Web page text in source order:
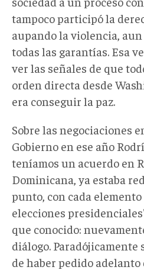
tampoco participó la
aupando la violencia,
todas las garantías. Esa
ver las señales de que
orden directa desde
era conseguir la paz.
Sobre las negociaciones
Gobierno en ese año
teníamos un acuerdo en
Dominicana, ya estaba
punto, con cada
elecciones
que conocido:
diálogo.
de haber pedido adelanto